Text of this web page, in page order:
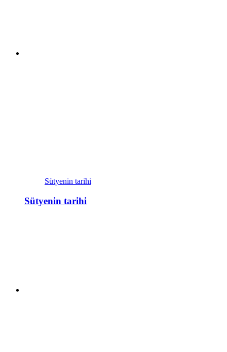
Sütyenin tarihi
Sütyenin tarihi